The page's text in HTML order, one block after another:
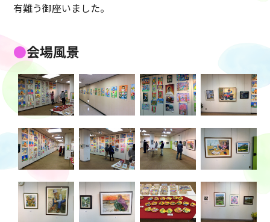
有難う御座いました。
会場風景